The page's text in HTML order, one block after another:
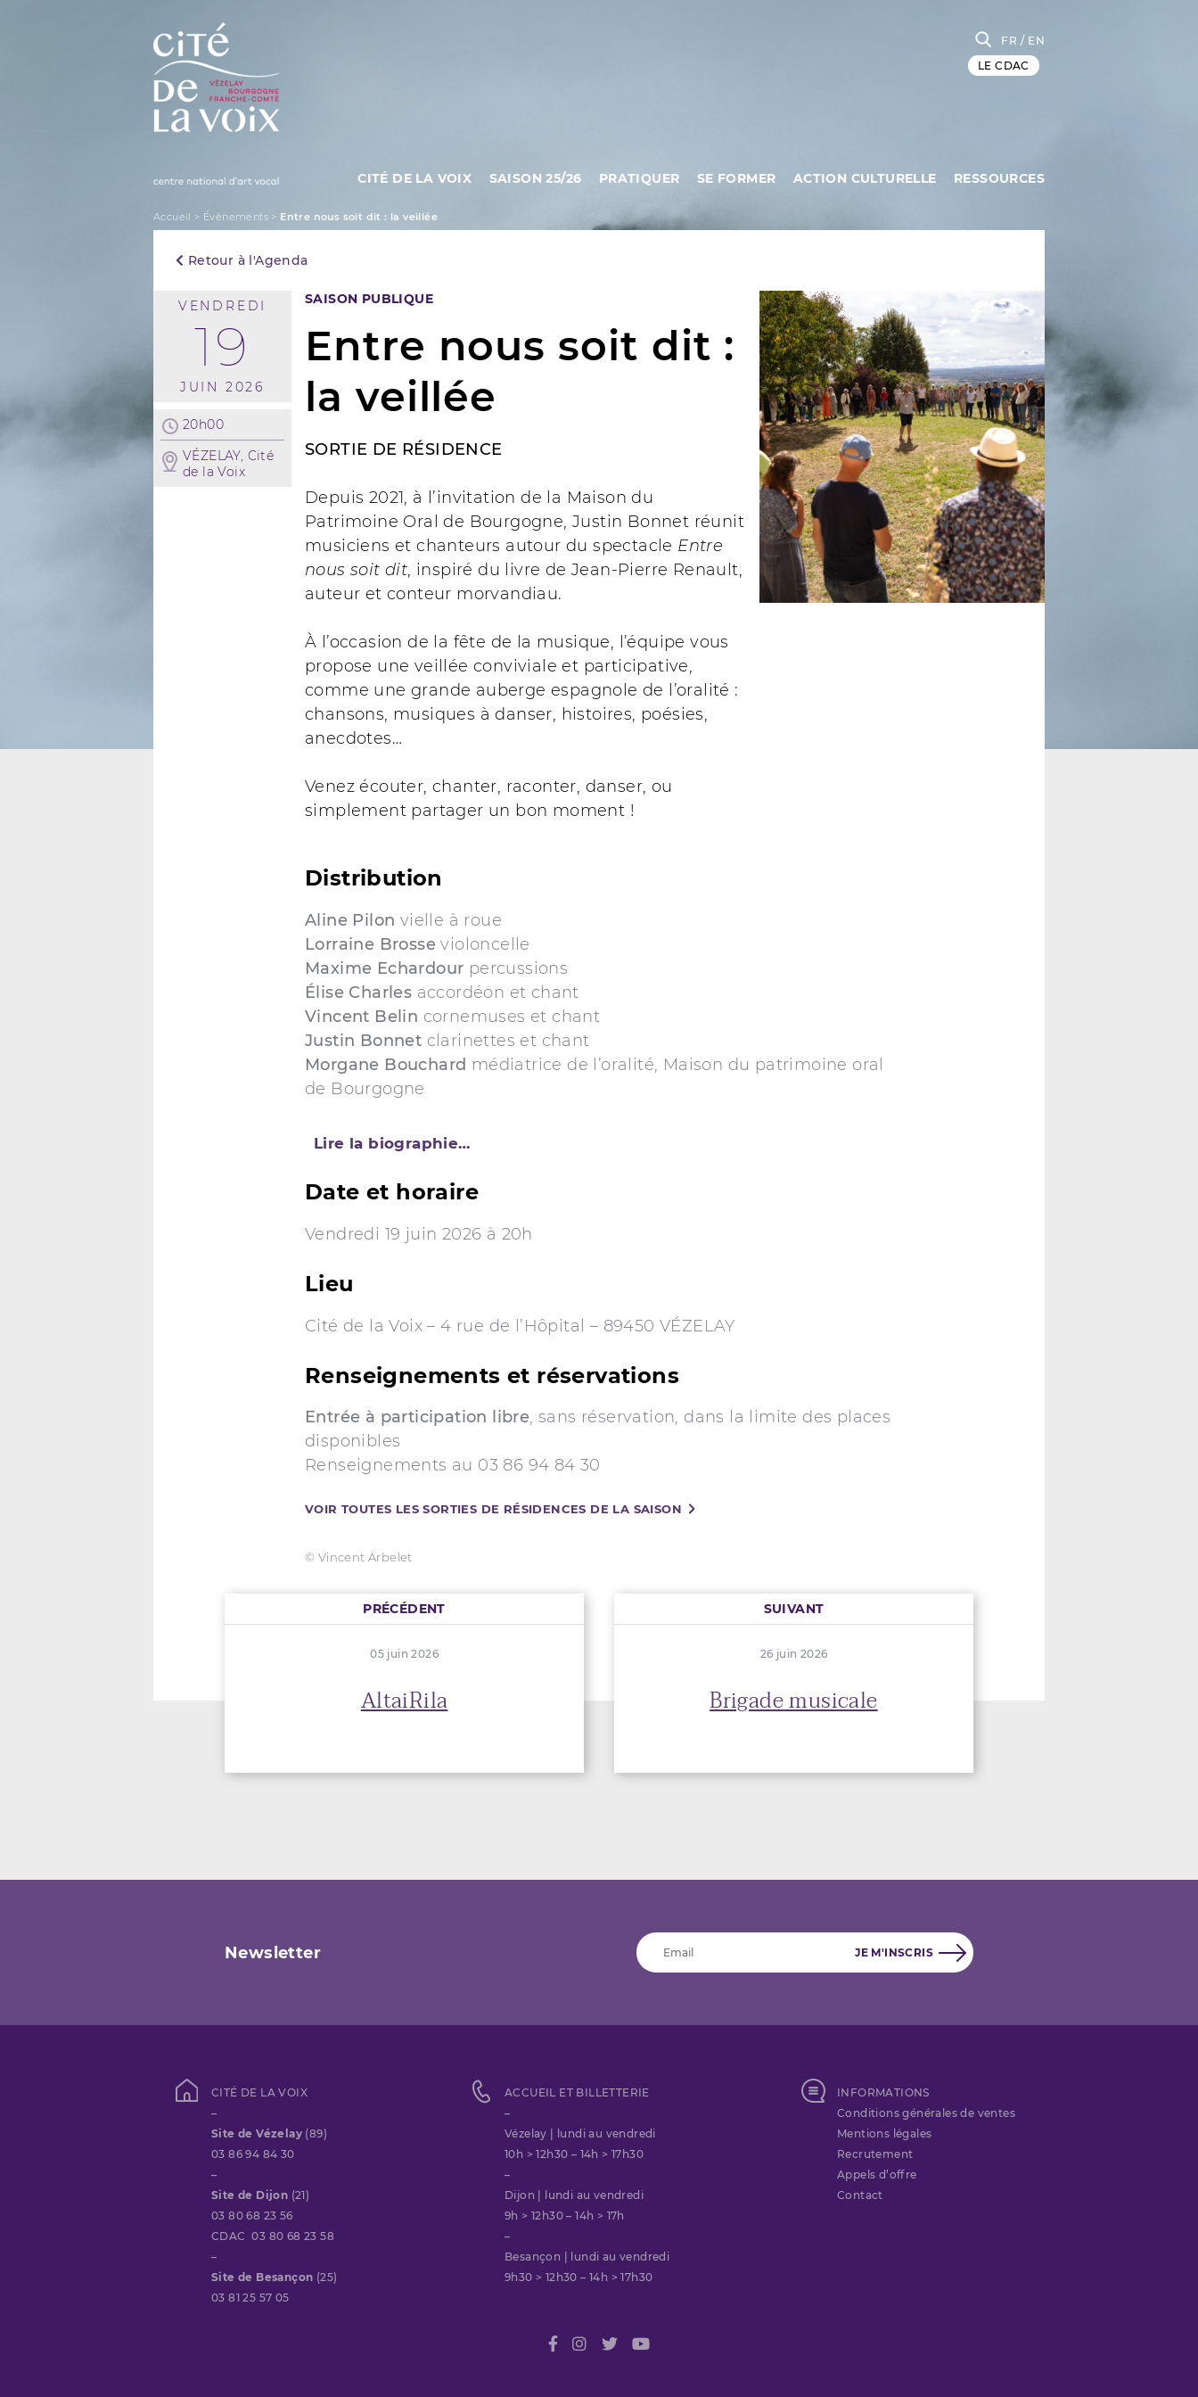
La Cité de la Voix
FR / EN
LE CDAC
CITÉ DE LA VOIX SAISON 25/26 PRATIQUER SE FORMER ACTION CULTURELLE RESSOURCES
Accueil > Évènements > Entre nous soit dit : la veillée
Retour à l'Agenda
VENDREDI
19
JUIN 2026
20h00
VÉZELAY, Cité
de la Voix
SAISON PUBLIQUE
Entre nous soit dit :
la veillée
SORTIE DE RÉSIDENCE
Depuis 2021, à l’invitation de la Maison du
Patrimoine Oral de Bourgogne, Justin Bonnet réunit
musiciens et chanteurs autour du spectacle Entre
nous soit dit, inspiré du livre de Jean-Pierre Renault,
auteur et conteur morvandiau.
À l’occasion de la fête de la musique, l’équipe vous
propose une veillée conviviale et participative,
comme une grande auberge espagnole de l’oralité :
chansons, musiques à danser, histoires, poésies,
anecdotes…
Venez écouter, chanter, raconter, danser, ou
simplement partager un bon moment !
Distribution
Aline Pilon vielle à roue
Lorraine Brosse violoncelle
Maxime Echardour percussions
Élise Charles accordéon et chant
Vincent Belin cornemuses et chant
Justin Bonnet clarinettes et chant
Morgane Bouchard médiatrice de l’oralité, Maison du patrimoine oral
de Bourgogne
Lire la biographie…
Date et horaire
Vendredi 19 juin 2026 à 20h
Lieu
Cité de la Voix – 4 rue de l’Hôpital – 89450 VÉZELAY
Renseignements et réservations
Entrée à participation libre, sans réservation, dans la limite des places
disponibles
Renseignements au 03 86 94 84 30
VOIR TOUTES LES SORTIES DE RÉSIDENCES DE LA SAISON
© Vincent Arbelet
PRÉCÉDENT
05 juin 2026
AltaiRila
SUIVANT
26 juin 2026
Brigade musicale
Newsletter
CITÉ DE LA VOIX
–
Site de Vézelay (89)
03 86 94 84 30
–
Site de Dijon (21)
03 80 68 23 56
CDAC 03 80 68 23 58
–
Site de Besançon (25)
03 81 25 57 05
ACCUEIL ET BILLETTERIE
–
Vézelay | lundi au vendredi
10h > 12h30 – 14h > 17h30
–
Dijon | lundi au vendredi
9h > 12h30 – 14h > 17h
–
Besançon | lundi au vendredi
9h30 > 12h30 – 14h > 17h30
INFORMATIONS
Conditions générales de ventes
Mentions légales
Recrutement
Appels d’offre
Contact